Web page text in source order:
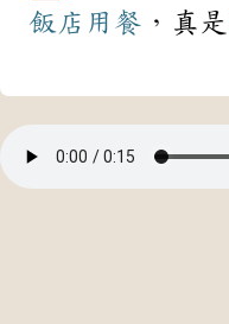
飯店 用餐 ，真是